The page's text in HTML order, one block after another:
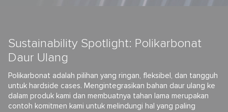
Spotlight: Polikarbonat
Ulang
adalah pilihan yang ringan, fleksibel, dan tangguh
hardside cases. Mengintegrasikan bahan daur ulang ke
produk kami dan membuatnya tahan lama merupakan
komitmen kami untuk melindungi hal yang paling